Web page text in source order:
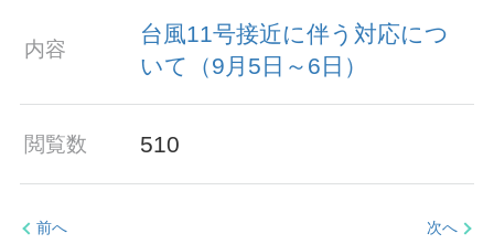
内容
台風11号接近に伴う対応につ
いて（9月5日～6日）
閲覧数 510
前へ 次へ